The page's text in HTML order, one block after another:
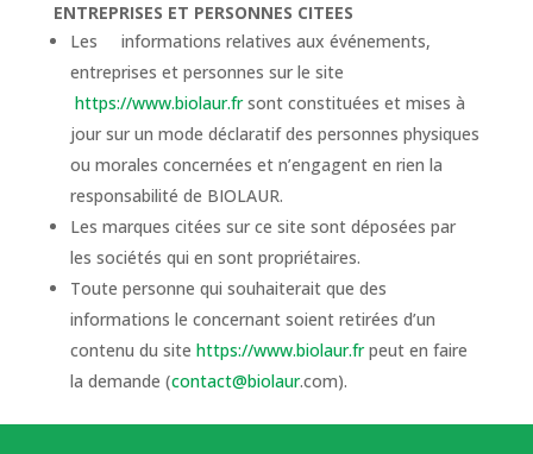
ENTREPRISES ET PERSONNES CITEES
Les informations relatives aux événements,
entreprises et personnes sur le site
https://www.biolaur.frsont constituées et mises à
jour sur un mode déclaratif des personnes physiques
ou morales concernées et n’engagent en rien la
responsabilité de BIOLAUR.
Les marques citées sur ce site sont déposées par
les sociétés qui en sont propriétaires.
Toute personne qui souhaiterait que des
informations le concernant soient retirées d’un
contenu du site https://www.biolaur.frpeut en faire
la demande (contact@biolaur.com).